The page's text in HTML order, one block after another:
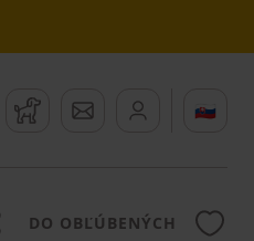
Strážny pesSprávy 🇸🇰
DO OBĽÚBENÝCH